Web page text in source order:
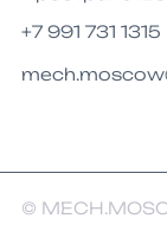
+7 991 731 1315
©